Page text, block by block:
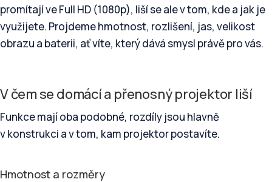
promítají ve Full HD (1080p), liší se ale v tom, kde a jak je
využijete. Projdeme hmotnost, rozlišení, jas, velikost
obrazu a baterii, ať víte, který dává smysl právě pro vás.
V čem se domácí a přenosný projektor liší
Funkce mají oba podobné, rozdíly jsou hlavně
v konstrukci a v tom, kam projektor postavíte.
Hmotnost a rozměry